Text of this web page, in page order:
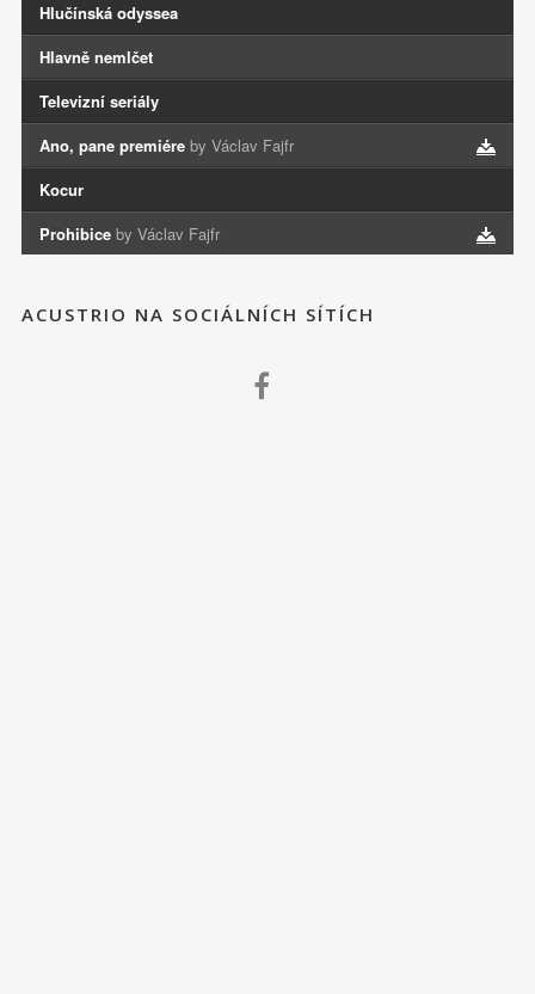
Hlučínská odyssea
Hlavně nemlčet
Televizní seriály
Ano, pane premiére by Václav Fajfr
Kocur
Prohibice by Václav Fajfr
ACUSTRIO NA SOCIÁLNÍCH SÍTÍCH